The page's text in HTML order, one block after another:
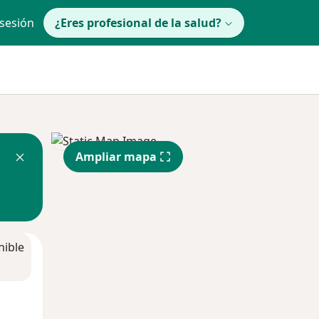
¿Eres profesional de la salud?
Ampliar mapa